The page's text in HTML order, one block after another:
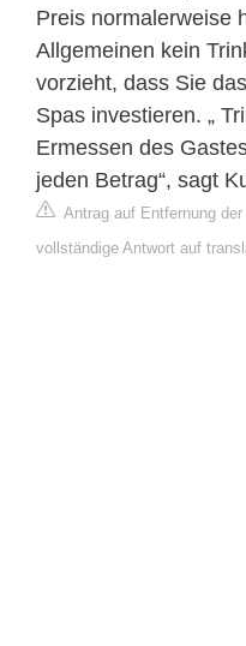
Preis normalerweise
Allgemeinen kein
vorzieht, dass Sie
Spas investieren. „
Ermessen des
jeden Betrag“, sagt
Antrag auf Entfernung
vollständige Antwort auf